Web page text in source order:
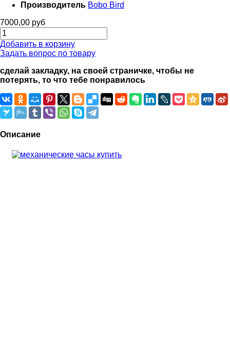
Производитель Bobo Bird
7000,00 руб
Добавить в корзину
Задать вопрос по товару
сделай закладку, на своей страничке, чтобы не
потерять, то что тебе понравилось
Описание